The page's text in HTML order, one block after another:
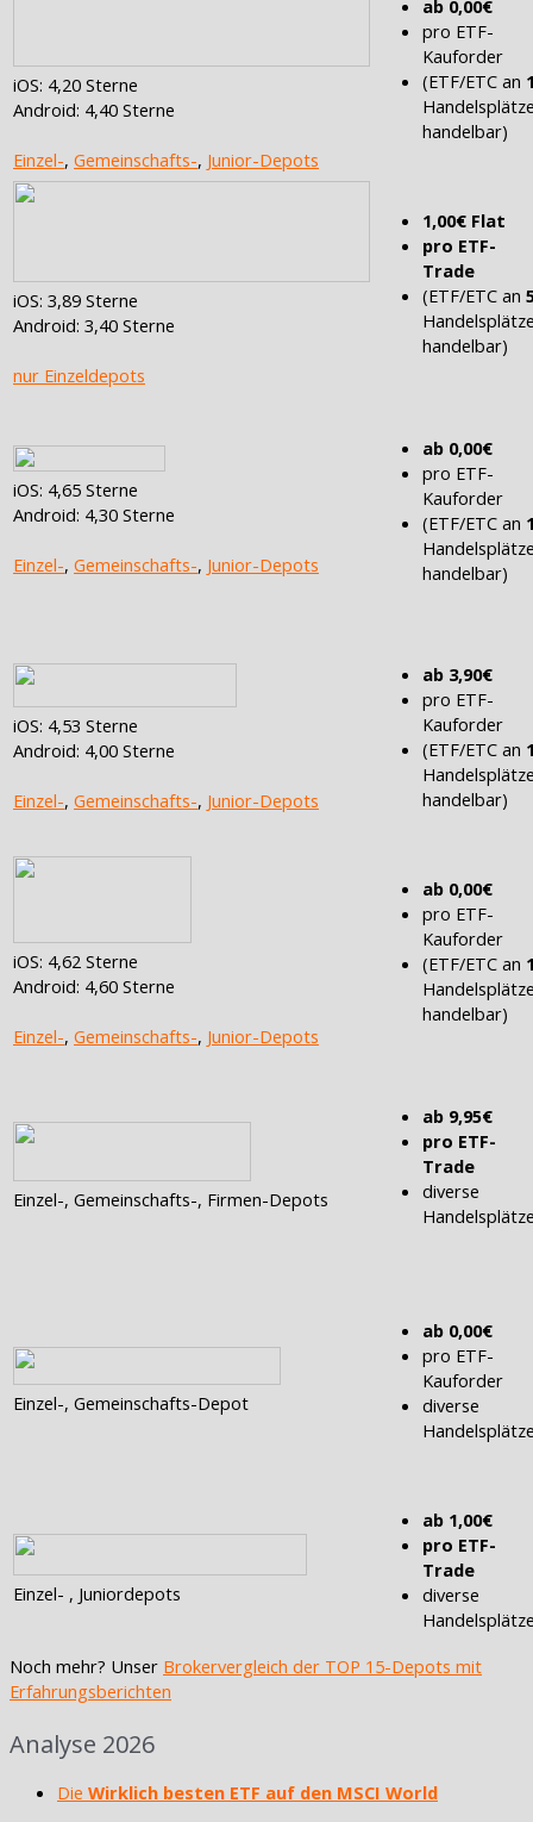
iOS: 4,20 Sterne
Android: 4,40 Sterne
Einzel-, Gemeinschafts-, Junior-Depots
ab 0,00€
pro ETF-
Kauforder
(ETF/ETC an
handelbar)
iOS: 3,89 Sterne
Android: 3,40 Sterne
nur Einzeldepots
1,00€ Flat
pro ETF-
Trade
(ETF/ETC an
handelbar)
iOS: 4,65 Sterne
Android: 4,30 Sterne
Einzel-, Gemeinschafts-, Junior-Depots
ab 0,00€
pro ETF-
Kauforder
(ETF/ETC an
handelbar)
iOS: 4,53 Sterne
Android: 4,00 Sterne
Einzel-, Gemeinschafts-, Junior-Depots
ab 3,90€
pro ETF-
Kauforder
(ETF/ETC an
handelbar)
iOS: 4,62 Sterne
Android: 4,60 Sterne
Einzel-, Gemeinschafts-, Junior-Depots
ab 0,00€
pro ETF-
Kauforder
(ETF/ETC an
handelbar)
Einzel-, Gemeinschafts-, Firmen-Depots
ab 9,95€
pro ETF-
Trade
diverse
Einzel-, Gemeinschafts-Depot
ab 0,00€
pro ETF-
Kauforder
diverse
Einzel- , Juniordepots
ab 1,00€
pro ETF-
Trade
diverse
Noch mehr? Unser Brokervergleich der TOP 15-Depots mit
Erfahrungsberichten
Analyse 2026
Die Wirklich besten ETF auf den MSCI World